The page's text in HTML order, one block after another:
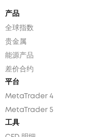
产品
全球指数
贵金属
能源产品
差价合约
平台
MetaTrader 4
MetaTrader 5
工具